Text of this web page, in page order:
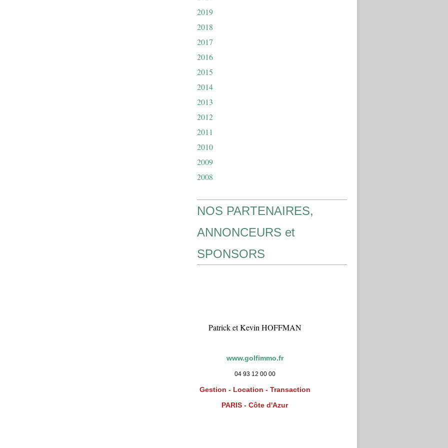
2019
2018
2017
2016
2015
2014
2013
2012
2011
2010
2009
2008
NOS PARTENAIRES,
ANNONCEURS et
SPONSORS
Patrick et Kevin HOFFMAN
www.golfimmo.fr
04 93 12 00 00
Gestion - Location - Transaction
PARIS - Côte d'Azur